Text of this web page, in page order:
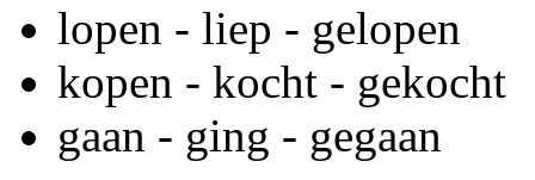
lopen - liep - gelopen
kopen - kocht - gekocht
gaan - ging - gegaan